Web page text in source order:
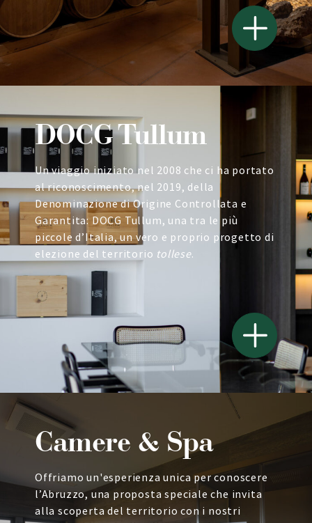
DOCG Tullum
Un viaggio iniziato nel 2008 che ci ha portato
al riconoscimento, nel 2019, della
Denominazione di Origine Controllata e
Garantita: DOCG Tullum, una tra le più
piccole d’Italia, un vero e proprio progetto di
elezione del territorio tollese.
Camere & Spa
Offriamo un'esperienza unica per conoscere
l’Abruzzo, una proposta speciale che invita
alla scoperta del territorio con i nostri